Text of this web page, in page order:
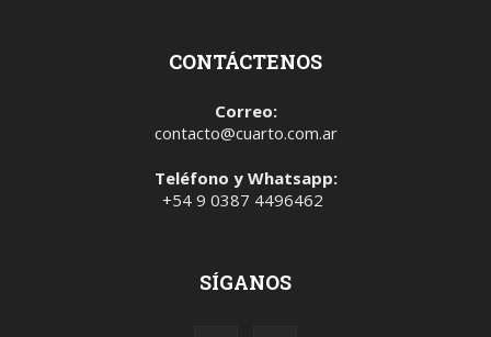
CONTÁCTENOS
Correo:
contacto@cuarto.com.ar
Teléfono y Whatsapp:
+54 9 0387 4496462
SÍGANOS